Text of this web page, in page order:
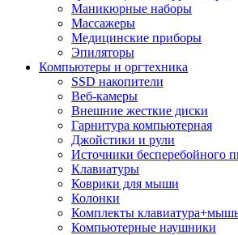
Маникюрные наборы
Массажеры
Медицинские приборы
Эпиляторы
Компьютеры и оргтехника
SSD накопители
Веб-камеры
Внешние жесткие диски
Гарнитура компьютерная
Джойстики и рули
Источники бесперебойного
Клавиатуры
Коврики для мыши
Колонки
Комплекты
Компьютерные наушники